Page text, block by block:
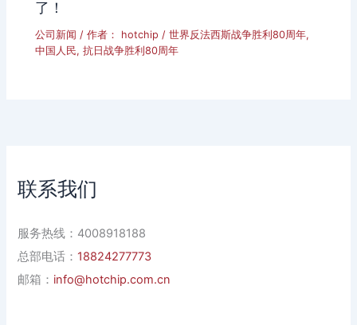
了！
公司新闻 / 作者： hotchip/世界反法西斯战争胜利80周年,
中国人民,抗日战争胜利80周年
联系我们
服务热线：4008918188
总部电话：18824277773
邮箱： info@hotchip.com.cn